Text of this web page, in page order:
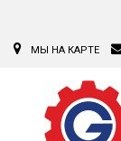
МЫ НА КАРТЕ